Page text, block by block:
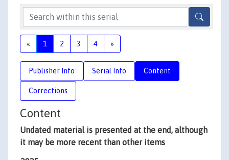
« 1 2 3 4 »
Publisher Info Serial Info Content
Corrections
Content
Undated material is presented at the end, although
it may be more recent than other items